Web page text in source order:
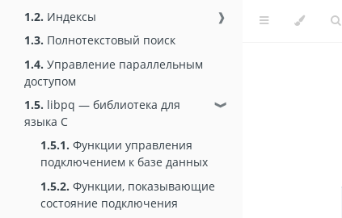
1.2. Индексы
❱
1.3. Полнотекстовый поиск
1.4. Управление параллельным
доступом
1.5. libpq — библиотека для
языка C
❱
1.5.1. Функции управления
подключением к базе данных
1.5.2. Функции, показывающие
состояние подключения